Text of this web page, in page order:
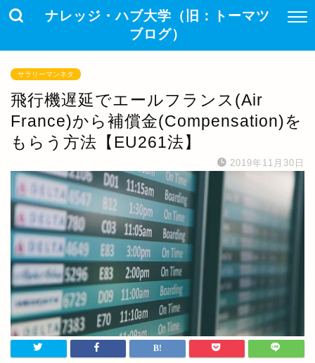
ナレッジ・ハブ大学（旧：トーマツ
ブログ）
サラリーマンネタ
飛行機遅延でエールフランス(Air
France)から補償金(Compensation)を
もらう方法【EU261法】
2019年11月30日